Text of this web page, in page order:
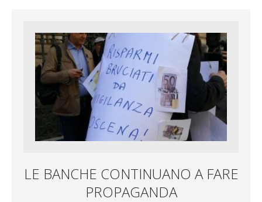
LE BANCHE CONTINUANO A FARE
PROPAGANDA